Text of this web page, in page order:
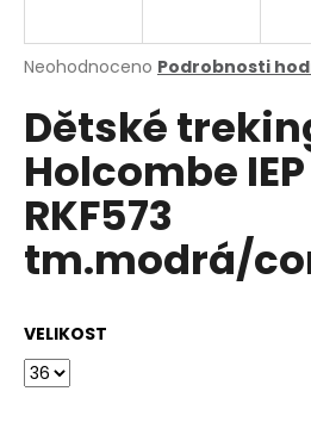
Průměrné
produktu
je
0,0
5
hvězdiček.
Neohodnoceno Podrobnosti
Dětské
Holcombe IEP
RKF573
tm.modrá/
VELIKOST
j
t
?
HLEDAT
D